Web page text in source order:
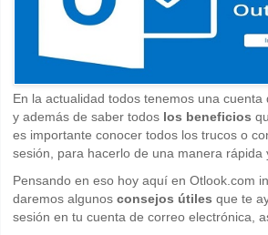
En la actualidad todos tenemos una
y además de saber todos los beneficios
es importante conocer todos los trucos o
sesión, para hacerlo de una manera rápida
Pensando en eso hoy aquí en Otlook.com
daremos algunos consejos útiles que te
sesión en tu cuenta de correo electrónica,